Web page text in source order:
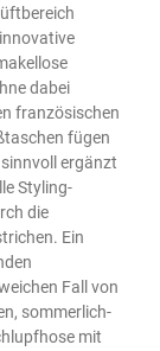
dabei
französischen
fügen
ergänzt
Styling-
die
Ein
Fall von
sommerlich-
mit